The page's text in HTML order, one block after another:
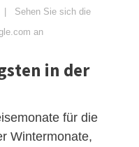
| Sehen Sie sich die
an
in der
für die
Wintermonate,